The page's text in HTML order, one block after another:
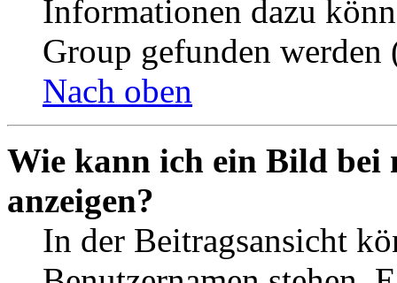
Informationen dazu
Group gefunden
Nach oben
Wie kann ich ein Bild bei
anzeigen?
In der Beitragsansicht